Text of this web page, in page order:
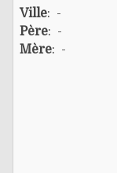
Ville: -
Père: -
Mère: -